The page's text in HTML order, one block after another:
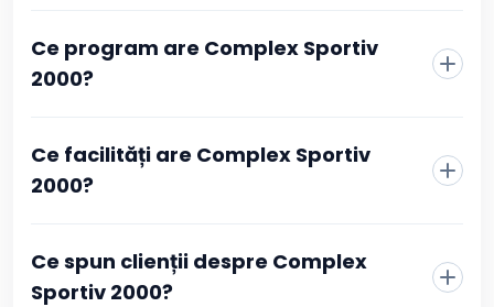
aprobată primești imediat o confirmare în contul tău
Booksport și pe adresa de email, cu toate detaliile
rezervării.
Ce program are Complex Sportiv
2000?
Ce facilități are Complex Sportiv
2000?
Ce spun clienții despre Complex
Sportiv 2000?